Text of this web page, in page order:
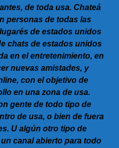
de toda usa. Chateá
personas de todas las
de estados unidos
chats de estados unidos
en el entretenimiento, en
nuevas amistades, y
con el objetivo de
en una zona de usa.
gente de todo tipo de
de usa, o bien de fuera
U algún otro tipo de
canal abierto para todo